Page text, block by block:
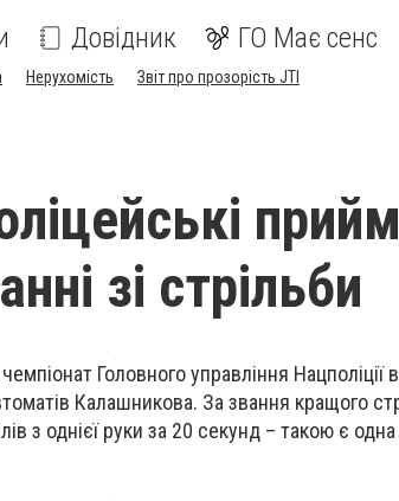
Довідник ГО Має сенс
Нерухомість Звіт про прозорість JTI
зі стрільби
Головного управління Нацполіції
Калашникова. За звання кращого
з однієї руки за 20 секунд – такою є